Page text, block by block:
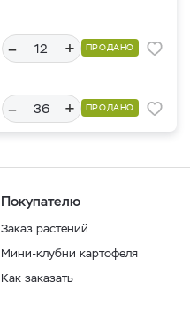
– + ПРОДАНО
– + ПРОДАНО
Покупателю
Заказ растений
Мини-клубни картофеля
Как заказать